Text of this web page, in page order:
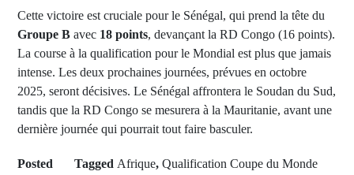
Cette victoire est cruciale pour le Sénégal, qui prend la tête du
Groupe B avec 18 points, devançant la RD Congo (16 points).
La course à la qualification pour le Mondial est plus que jamais
intense. Les deux prochaines journées, prévues en octobre
2025, seront décisives. Le Sénégal affrontera le Soudan du Sud,
tandis que la RD Congo se mesurera à la Mauritanie, avant une
dernière journée qui pourrait tout faire basculer.
Posted
Tagged Afrique, Qualification Coupe du Monde